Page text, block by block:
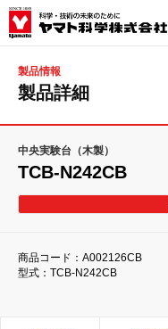
製品情報
製品詳細
中央実験台（木製）
TCB-N242CB
商品コード：A002126CB
型式：TCB-N242CB